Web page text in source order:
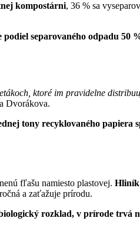
kompostárni, 36 % sa
podiel separovaného odpadu 50
ktoré im pravidelne
Dvorákova.
tony recyklovaného papiera
fľašu namiesto plastovej. Hliník
a zaťažuje prírodu.
rozklad, v prírode trvá